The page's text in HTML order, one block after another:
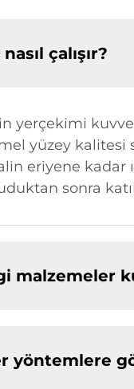
çalışır?
yerçekimi
yüzey kalitesi
eriyene kadar
sonra
malzemeler
yöntemlere